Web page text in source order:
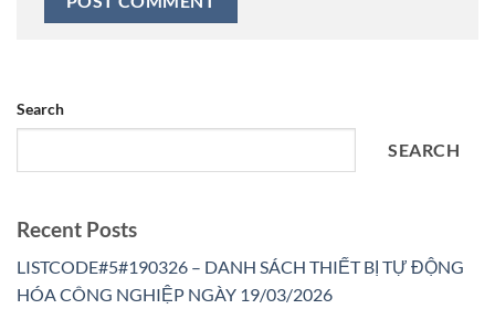
Search
SEARCH
Recent Posts
LISTCODE#5#190326 – DANH SÁCH THIẾT BỊ TỰ ĐỘNG
HÓA CÔNG NGHIỆP NGÀY 19/03/2026